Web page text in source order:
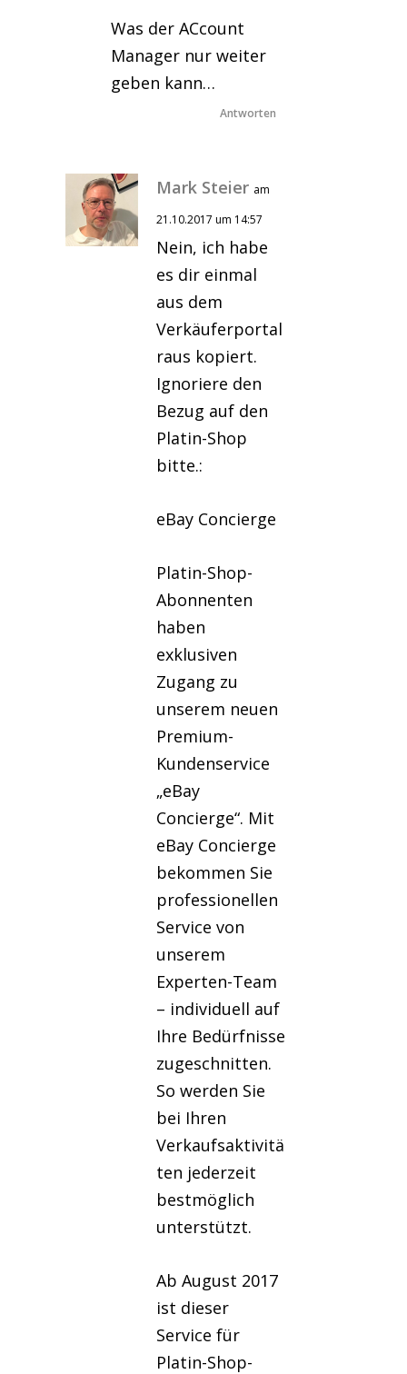
Was der ACcount
Manager nur weiter
geben kann…
Antworten
Mark Steier am
21.10.2017 um 14:57
Nein, ich habe
es dir einmal
aus dem
Verkäuferportal
raus kopiert.
Ignoriere den
Bezug auf den
Platin-Shop
bitte.:
eBay Concierge
Platin-Shop-
Abonnenten
haben
exklusiven
Zugang zu
unserem neuen
Premium-
Kundenservice
„eBay
Concierge“. Mit
eBay Concierge
bekommen Sie
professionellen
Service von
unserem
Experten-Team
– individuell auf
Ihre Bedürfnisse
zugeschnitten.
So werden Sie
bei Ihren
Verkaufsaktivitä
ten jederzeit
bestmöglich
unterstützt.
Ab August 2017
ist dieser
Service für
Platin-Shop-